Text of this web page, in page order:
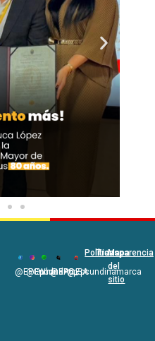
@EPCundi
@Epcundi
WhatsApp
@EPC_SA
@Epcundinamarca
Políticas
Transparencia
Mapa
del
sitio